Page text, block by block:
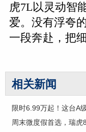
虎7L以灵动智
爱。没有浮夸
一段奔赴，把
相关新闻
限时6.99万起！这台A
周末微度假首选，瑞